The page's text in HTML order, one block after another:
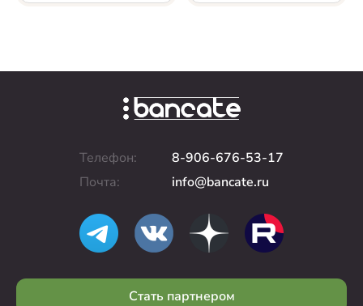
Телефон:
8-906-676-53-17
Почта:
info@bancate.ru
Стать партнером